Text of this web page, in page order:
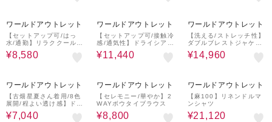
ワールドアウトレット
【セットアップ可/はっ
水/通勤】リラククール
半袖ブラウス
¥8,580
ワールドアウトレット
【セットアップ可/接触冷
感/通気性】ドライシアー
ダブルジャケット
¥11,440
ワールドアウトレット
【洗える/ストレッチ性】
ダブルブレストジャケッ
ト
¥14,960
ワールドアウトレット
【古畑星夏さん着用/8色
展開/程よい透け感】ドラ
イタッチボートネックニ
ット
¥7,040
ワールドアウトレット
【セレモニー/華やか】2
WAYボウタイブラウス
¥8,800
ワールドアウトレット
【麻100】リネンドルマ
ンシャツ
¥21,120